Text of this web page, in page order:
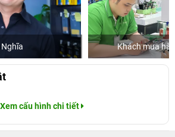
Khách mua
Xem cấu hình chi tiết